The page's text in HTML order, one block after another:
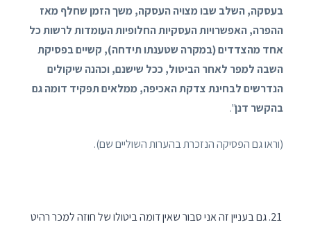
בעסקה, השלב שבו מצויה העסקה, משך הזמן שחלף מאז
ההפרה, האפשרויות העסקיות החלופיות העומדות לרשות כל
אחד מהצדדים (במקרה שטענתו תידחה), קשיים בפסיקת
השבה למפר לאחר הביטול, ככל שישנם, וכהנה שיקולים
הנדרשים לבחינת צדקת האכיפה, ממלאים תפקיד דומה גם
בהקשר דנן".
(וראו גם הפסיקה הנזכרת בהערות השוליים שם).
גם בעניין זה אני סבור שאין דומה ביטולו של חוזה למכר רהיט